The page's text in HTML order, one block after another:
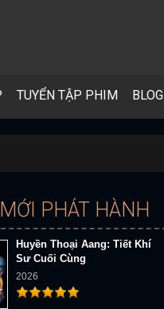
TUYỂN TẬP PHIM BLOG
PHÁT HÀNH
Huyền Thoại Aang: Tiết Khí
Sư Cuối Cùng
2026